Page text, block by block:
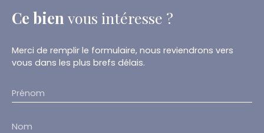
Ce bien vous intéresse ?
Merci de remplir le formulaire, nous reviendrons vers
vous dans les plus brefs délais.
Prénom
Nom